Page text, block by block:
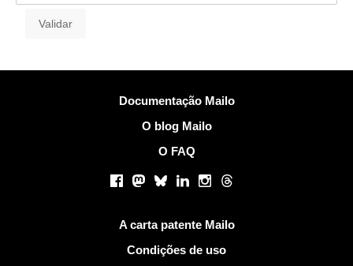
Documentação Mailo
O blog Mailo
O FAQ
Facebook
Mastodon
BlueskyLinkedInInstagram
Threads
A carta patente Mailo
Condições de uso